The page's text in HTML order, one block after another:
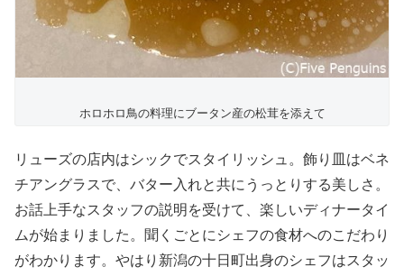
ホロホロ鳥の料理にブータン産の松茸を添えて
リューズの店内はシックでスタイリッシュ。飾り皿はベネ
チアングラスで、バター入れと共にうっとりする美しさ。
お話上手なスタッフの説明を受けて、楽しいディナータイ
ムが始まりました。聞くごとにシェフの食材へのこだわり
がわかります。やはり新潟の十日町出身のシェフはスタッ